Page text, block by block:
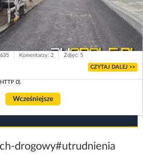
Komentarzy: 2 Zdjęć: 5
CZYTAJ DALEJ >>
0).
Wcześniejsze
drogowy#utrudnienia